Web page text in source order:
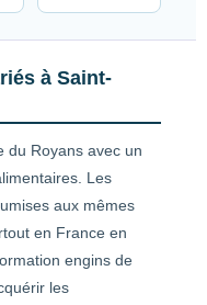
à Saint-
du Royans avec un
Les
aux mêmes
en France en
engins de
les